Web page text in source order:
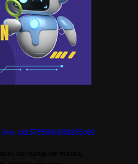
live:.cid.575569c608265c69